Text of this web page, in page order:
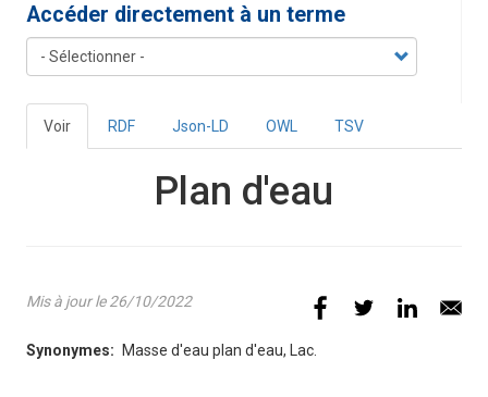
Accéder directement à un terme
Onglets
principaux
Voir(onglet
actif)
RDF Json-LD OWL TSV
Plan d'eau
Mis à jour le 26/10/2022
Synonymes
Masse d'eau plan d'eau, Lac.